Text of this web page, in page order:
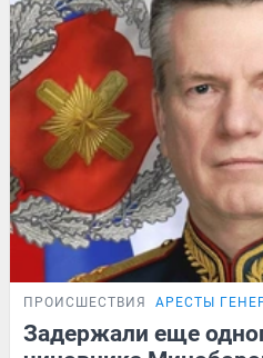
ПРОИСШЕСТВИЯ АРЕСТЫ
Задержали еще